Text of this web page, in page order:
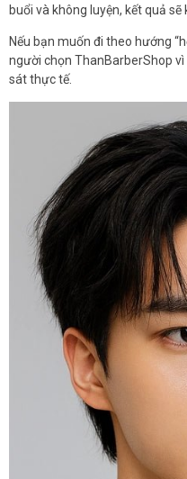
buổi và không luyện, kết quả sẽ
Nếu bạn muốn đi theo hướng
người chọn ThanBarberShop
sát thực tế.